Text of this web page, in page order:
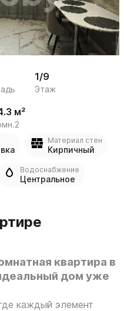
17
1/9
Этаж
м²
Материал стен
Кирпичный
Водоснабжение
Центральное
квартира в
дом уже
каждый элемент